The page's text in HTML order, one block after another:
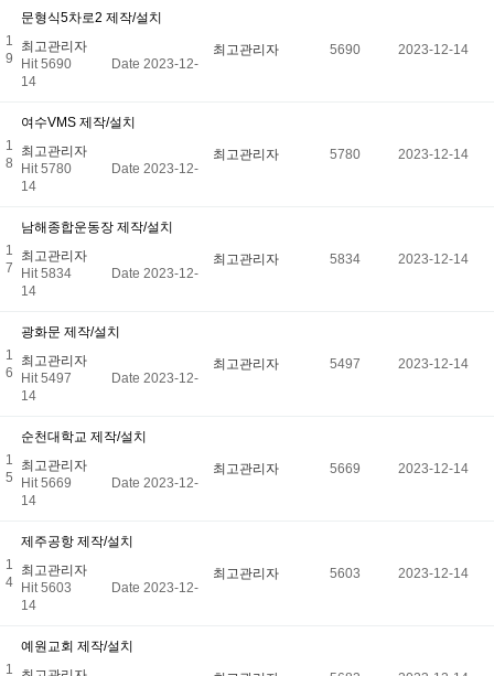
1
9
문형식5차로2 제작/설치
최고관리자
Hit 5690
Date 2023-12-
14
최고관리자 5690 2023-12-14
1
8
여수VMS 제작/설치
최고관리자
Hit 5780
Date 2023-12-
14
최고관리자 5780 2023-12-14
1
7
남해종합운동장 제작/설치
최고관리자
Hit 5834
Date 2023-12-
14
최고관리자 5834 2023-12-14
1
6
광화문 제작/설치
최고관리자
Hit 5497
Date 2023-12-
14
최고관리자 5497 2023-12-14
1
5
순천대학교 제작/설치
최고관리자
Hit 5669
Date 2023-12-
14
최고관리자 5669 2023-12-14
1
4
제주공항 제작/설치
최고관리자
Hit 5603
Date 2023-12-
14
최고관리자 5603 2023-12-14
1
예원교회 제작/설치